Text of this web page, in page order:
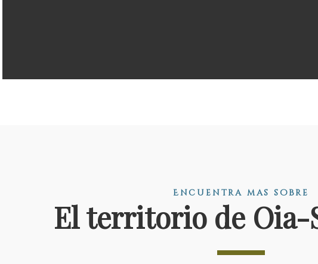
Encuentra mas sobre
El territorio de